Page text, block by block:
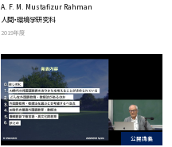
の旅）
A. F. M. Mustafizur Rahman
人間・環境学研究科
2019年度
公開講義